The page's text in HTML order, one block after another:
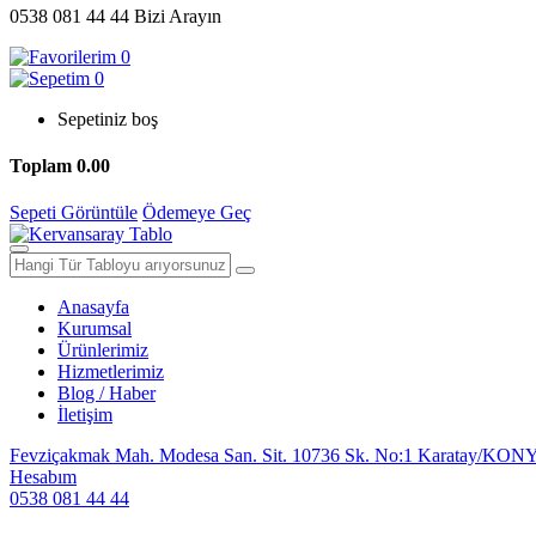
0538 081 44 44 Bizi Arayın
0
0
Sepetiniz boş
Toplam 0.00
Sepeti Görüntüle Ödemeye Geç
Anasayfa
Kurumsal
Ürünlerimiz
Hizmetlerimiz
Blog / Haber
İletişim
Fevziçakmak Mah. Modesa San. Sit. 10736 Sk. No:1 Karatay/
Hesabım
0538 081 44 44